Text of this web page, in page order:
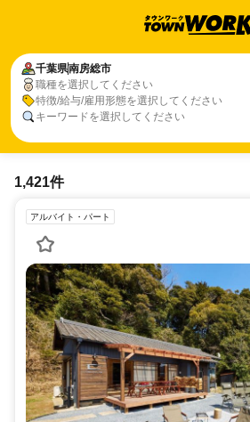
千葉県南房総市
職種を選択してください
特徴/給与/雇用形態を選択してください
キーワードを選択してください
1,421件
アルバイト・パート